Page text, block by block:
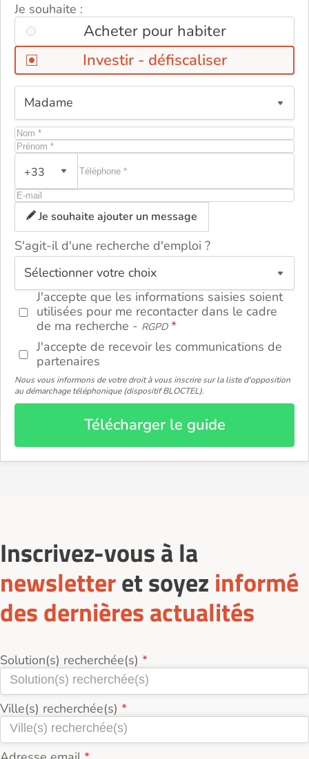
Je souhaite :
Acheter pour habiter
Investir - défiscaliser
+33
Je souhaite ajouter un message
S'agit-il d'une recherche d'emploi ?
J'accepte que les informations saisies soient
utilisées pour me recontacter dans le cadre
de ma recherche - RGPD
J'accepte de recevoir les communications de
partenaires
Nous vous informons de votre droit à vous inscrire sur la liste d'opposition
au démarchage téléphonique (dispositif BLOCTEL).
Télécharger le guide
ou
Inscrivez-vous à la
newsletteret soyez informé
des dernières actualités
Solution(s) recherchée(s)
Ville(s) recherchée(s)